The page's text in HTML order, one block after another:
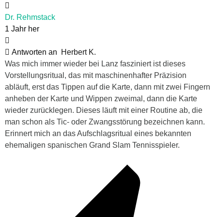
Dr. Rehmstack
1 Jahr her
Antworten an
Herbert K.
Was mich immer wieder bei Lanz fasziniert ist dieses
Vorstellungsritual, das mit maschinenhafter Präzision
abläuft, erst das Tippen auf die Karte, dann mit zwei Fingern
anheben der Karte und Wippen zweimal, dann die Karte
wieder zurücklegen. Dieses läuft mit einer Routine ab, die
man schon als Tic- oder Zwangsstörung bezeichnen kann.
Erinnert mich an das Aufschlagsritual eines bekannten
ehemaligen spanischen Grand Slam Tennisspieler.